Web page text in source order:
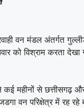
वन मंडल अंतर्गत
को विश्राम करता
महीनों से छत्तीसगढ़
वन परिक्षेत्र में रह